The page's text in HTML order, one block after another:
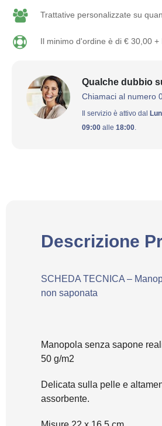
Trattative personalizzate su
Il minimo d'ordine è di € 30,00 +
Qualche dubbio
Chiamaci al numero
Il servizio è attivo dal
09:00 alle 18:00.
Descrizione
SCHEDA TECNICA –
non saponata
Manopola senza sapone
50 g/m2
Delicata sulla pelle e
assorbente.